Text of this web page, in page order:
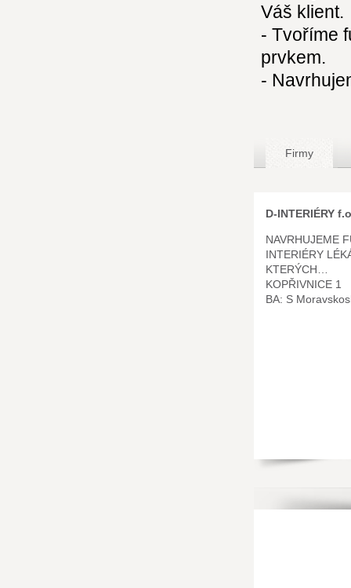
Váš klient.
- Tvoříme
prvkem.
-
Firmy
D-INTERIÉRY
NAVRHUJEME
INTERIÉRY
KTERÝCH…
KOPŘIVNICE 1
BA: S